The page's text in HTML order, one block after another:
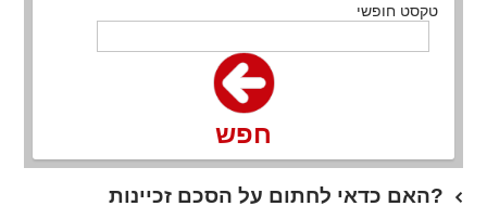
טקסט חופשי
חפש
האם כדאי לחתום על הסכם זכיינות?